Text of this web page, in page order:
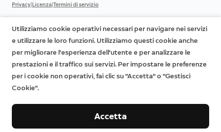
Privacy|Licenza|Termini di servizio
Utilizziamo cookie operativi necessari per navigare nei servizi
e utilizzare le loro funzioni. Utilizziamo questi cookie anche
per migliorare l'esperienza dell'utente e per analizzare le
prestazioni e il traffico sui servizi. Per impostare le preferenze
per i cookie non operativi, fai clic su "Accetta" o "Gestisci
Cookie".
Accetta